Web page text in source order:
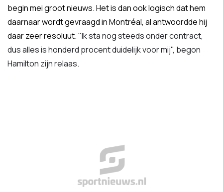
begin mei groot nieuws. Het is dan ook logisch dat hem
daarnaar wordt gevraagd in Montréal, al antwoordde hij
daar zeer resoluut."Ik sta nog steeds onder contract,
dus alles is honderd procent duidelijk voor mij", begon
Hamilton zijn relaas.